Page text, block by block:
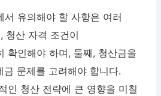
서 유의해야 할 사항은 여러
청산 자격 조건이
확인해야 하며, 둘째, 청산금을
문제를 고려해야 합니다.
인 청산 전략에 큰 영향을 미칠